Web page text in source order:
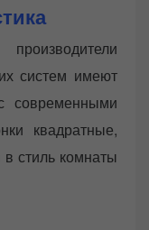
систем имеют
современными
квадратные,
стиль комнаты